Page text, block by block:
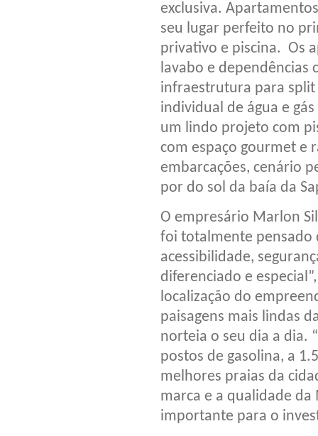
exclusiva.
seu lugar perfeito no
privativo e piscina. Os
lavabo e dependências
infraestrutura para
individual de água e
um lindo projeto com
com espaço gourmet e
embarcações, cenário
por do sol da baía da
O empresário Marlon
foi totalmente pensado
acessibilidade,
diferenciado e
localização do
paisagens mais lindas
norteia o seu dia a dia.
postos de gasolina, a
melhores praias da
marca e a qualidade
importante para o